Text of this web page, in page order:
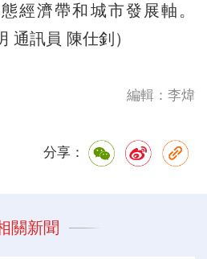
經濟帶和城市發展軸。
通訊員 陳仕釗）
編輯：李煒
分享：
關新聞